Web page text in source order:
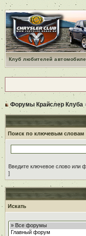
Клуб любителей
Форумы Крайслер Клуба
Поиск по ключевым словам
Введите ключевое слово или
]
Искать